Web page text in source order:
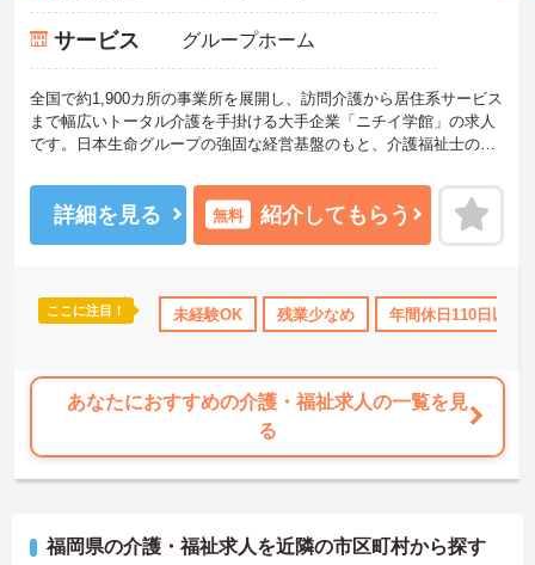
・賞与あり 社会保険完備 交通費支給 退職金制度あり
サービス グループホーム
全国で約1,900カ所の事業所を展開し、訪問介護から居住系サービス
まで幅広いトータル介護を手掛ける大手企業「ニチイ学館」の求人
です。日本生命グループの強固な経営基盤のもと、介護福祉士の資
毎月1万8000円の資格手当が支給されるだけでなく、将来的にサー
ビス管理者や拠点管理者、ケアマネジャーへと進むための「サービ
ス管理者研修」等の充実した支援制度が魅力です。20～30代が成長
完備しています。企業主導型保育所の利用や10～18歳のお子様への
子ども手当などライフステージの変化にも対応しており、グループ
です。
＜介護福祉士の資格を活かし、さらなる高みを目指せる環境です＞
大手ならではの丁寧な拠点研修や半年間のOJTがあり、新しい職場
への不安をしっかり解消できます。1ユニット9名の少人数制グルー
ジャーへステップアップできる明確なキャリアマップが用意されて
詳細を見る 無料 紹介してもらう
ここに注目！ 未経験OK 残業少なめ 年間休日110日以上
あなたにおすすめの介護・福祉求人の一覧を見
る
福岡県の介護・福祉求人を近隣の市区町村から探す